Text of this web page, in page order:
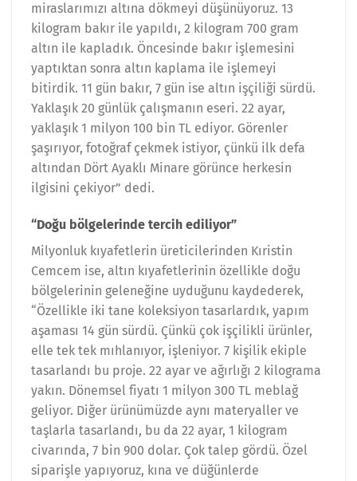
miraslarımızı altına dökmeyi düşünüyoruz. 13
kilogram bakır ile yapıldı, 2 kilogram 700 gram
altın ile kapladık. Öncesinde bakır işlemesini
yaptıktan sonra altın kaplama ile işlemeyi
bitirdik. 11 gün bakır, 7 gün ise altın işçiliği sürdü.
Yaklaşık 20 günlük çalışmanın eseri. 22 ayar,
yaklaşık 1 milyon 100 bin TL ediyor. Görenler
şaşırıyor, fotoğraf çekmek istiyor, çünkü ilk defa
altından Dört Ayaklı Minare görünce herkesin
ilgisini çekiyor” dedi.
“Doğu bölgelerinde tercih ediliyor”
Milyonluk kıyafetlerin üreticilerinden Kıristin
Cemcem ise, altın kıyafetlerinin özellikle doğu
bölgelerinin geleneğine uyduğunu kaydederek,
“Özellikle iki tane koleksiyon tasarlardık, yapım
aşaması 14 gün sürdü. Çünkü çok işçilikli ürünler,
elle tek tek mıhlanıyor, işleniyor. 7 kişilik ekiple
tasarlandı bu proje. 22 ayar ve ağırlığı 2 kilograma
yakın. Dönemsel fiyatı 1 milyon 300 TL meblağ
geliyor. Diğer ürünümüzde aynı materyaller ve
taşlarla tasarlandı, bu da 22 ayar, 1 kilogram
civarında, 7 bin 900 dolar. Çok talep gördü. Özel
siparişle yapıyoruz, kına ve düğünlerde